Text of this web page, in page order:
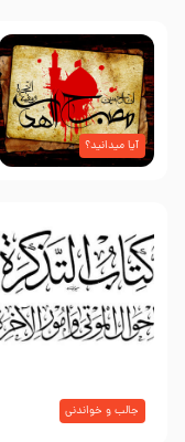
آیا میدانید؟
جالب و خواندنی